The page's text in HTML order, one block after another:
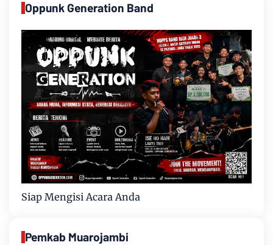
Oppunk Generation Band
Siap Mengisi Acara Anda
Pemkab Muarojambi